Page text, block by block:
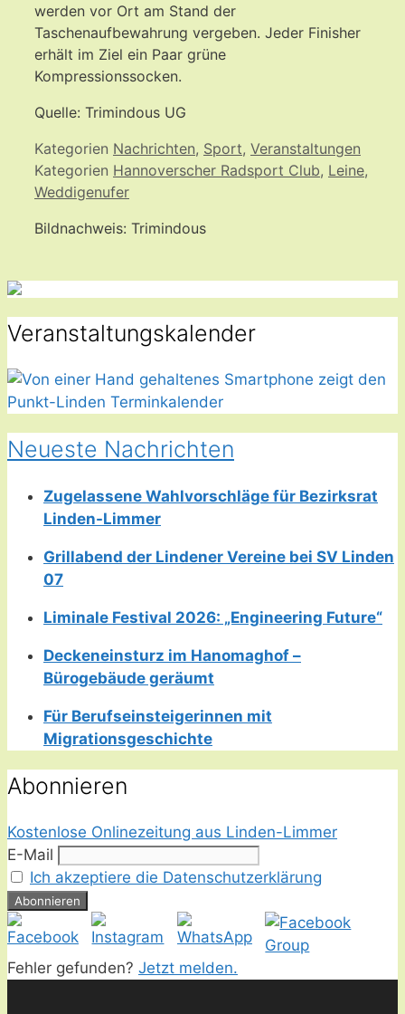
werden vor Ort am Stand der
Taschenaufbewahrung vergeben. Jeder Finisher
erhält im Ziel ein Paar grüne
Kompressionssocken.
Quelle: Trimindous UG
Kategorien Nachrichten, Sport, Veranstaltungen
Kategorien Hannoverscher Radsport Club, Leine,
Weddigenufer
Bildnachweis: Trimindous
Veranstaltungskalender
Neueste Nachrichten
Zugelassene Wahlvorschläge für Bezirksrat
Linden-Limmer
Grillabend der Lindener Vereine bei SV Linden
07
Liminale Festival 2026: „Engineering Future“
Deckeneinsturz im Hanomaghof –
Bürogebäude geräumt
Für Berufseinsteigerinnen mit
Migrationsgeschichte
Abonnieren
Kostenlose Onlinezeitung aus Linden-Limmer
E-Mail
Ich akzeptiere die Datenschutzerklärung
Fehler gefunden? Jetzt melden.